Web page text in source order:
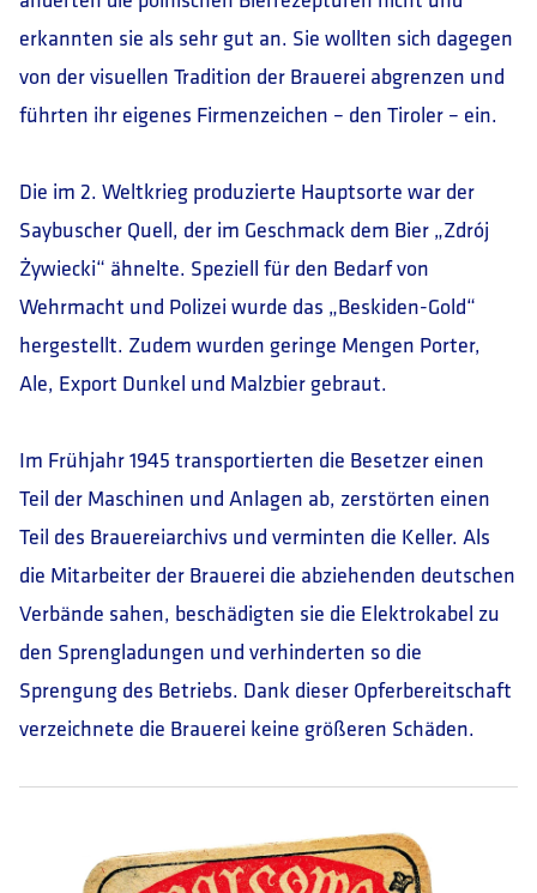
erkannten sie als sehr gut an. Sie wollten sich dagegen
von der visuellen Tradition der Brauerei abgrenzen und
führten ihr eigenes Firmenzeichen – den Tiroler – ein.
Die im 2. Weltkrieg produzierte Hauptsorte war der
Saybuscher Quell, der im Geschmack dem Bier „Zdrój
Żywiecki“ ähnelte. Speziell für den Bedarf von
Wehrmacht und Polizei wurde das „Beskiden-Gold“
hergestellt. Zudem wurden geringe Mengen Porter,
Ale, Export Dunkel und Malzbier gebraut.
Im Frühjahr 1945 transportierten die Besetzer einen
Teil der Maschinen und Anlagen ab, zerstörten einen
Teil des Brauereiarchivs und verminten die Keller. Als
die Mitarbeiter der Brauerei die abziehenden deutschen
Verbände sahen, beschädigten sie die Elektrokabel zu
den Sprengladungen und verhinderten so die
Sprengung des Betriebs. Dank dieser Opferbereitschaft
verzeichnete die Brauerei keine größeren Schäden.